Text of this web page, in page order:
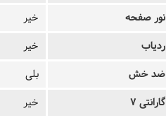
نور صفحه
خیر
ردیاب
خیر
ضد خش
بلی
گارانتی 7
خیر